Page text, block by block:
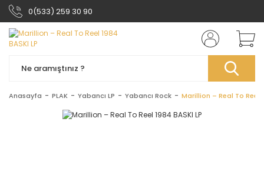
0(533) 259 30 90
Anasayfa PLAK Yabancı LP Yabancı Rock Marillion – Real To Reel